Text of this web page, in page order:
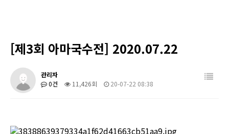
[제3회 아마국수전] 2020.07.22
관리자
0건
11,426회 20-07-22 08:38